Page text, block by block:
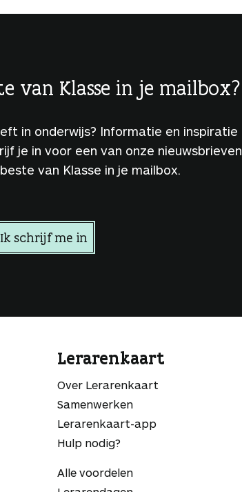
van Klasse in je mailbox?
in onderwijs? Informatie en inspiratie
je in voor een van onze nieuwsbrieven
van Klasse in je mailbox.
Ik schrijf me in
Lerarenkaart
Over Lerarenkaart
Samenwerken
Lerarenkaart-app
Hulp nodig?
Alle voordelen